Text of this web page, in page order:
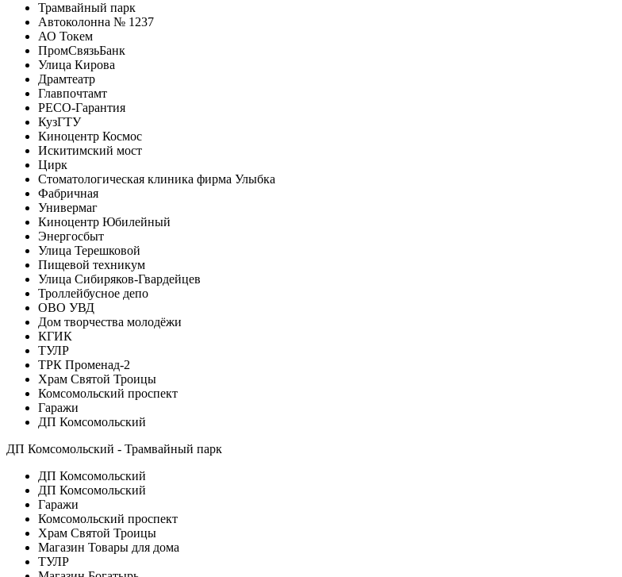
Трамвайный парк
Автоколонна № 1237
АО Токем
ПромСвязьБанк
Улица Кирова
Драмтеатр
Главпочтамт
РЕСО-Гарантия
КузГТУ
Киноцентр Космос
Искитимский мост
Цирк
Стоматологическая клиника фирма Улыбка
Фабричная
Универмаг
Киноцентр Юбилейный
Энергосбыт
Улица Терешковой
Пищевой техникум
Улица Сибиряков-Гвардейцев
Троллейбусное депо
ОВО УВД
Дом творчества молодёжи
КГИК
ТУЛР
ТРК Променад-2
Храм Святой Троицы
Комсомольский проспект
Гаражи
ДП Комсомольский
ДП Комсомольский - Трамвайный парк
ДП Комсомольский
ДП Комсомольский
Гаражи
Комсомольский проспект
Храм Святой Троицы
Магазин Товары для дома
ТУЛР